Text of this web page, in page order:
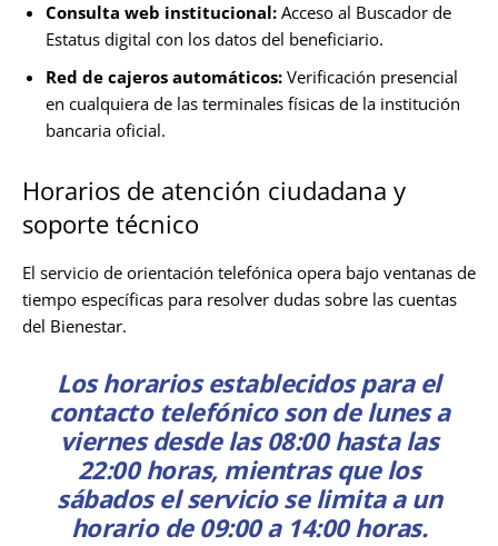
Consulta web institucional: Acceso al Buscador de
Estatus digital con los datos del beneficiario.
Red de cajeros automáticos: Verificación presencial
en cualquiera de las terminales físicas de la institución
bancaria oficial.
Horarios de atención ciudadana y
soporte técnico
El servicio de orientación telefónica opera bajo ventanas de
tiempo específicas para resolver dudas sobre las cuentas
del Bienestar.
Los horarios establecidos para el
contacto telefónico son de lunes a
viernes desde las 08:00 hasta las
22:00 horas, mientras que los
sábados el servicio se limita a un
horario de 09:00 a 14:00 horas.